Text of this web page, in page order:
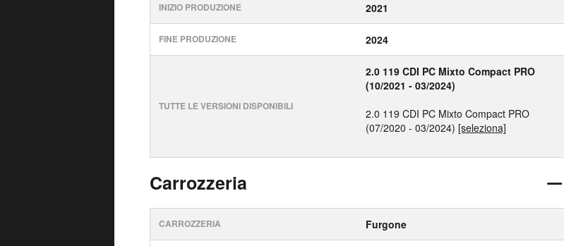
INIZIO PRODUZIONE 2021
FINE PRODUZIONE 2024
TUTTE LE VERSIONI DISPONIBILI
2.0 119 CDI PC Mixto Compact PRO
(10/2021 - 03/2024)
2.0 119 CDI PC Mixto Compact PRO
(07/2020 - 03/2024) [seleziona]
Carrozzeria
CARROZZERIA Furgone